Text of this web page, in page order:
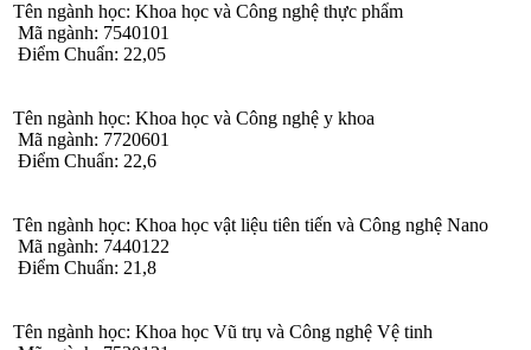
Tên ngành học: Khoa học và Công nghệ thực phẩm
Mã ngành: 7540101
Điểm Chuẩn: 22,05
Tên ngành học: Khoa học và Công nghệ y khoa
Mã ngành: 7720601
Điểm Chuẩn: 22,6
Tên ngành học: Khoa học vật liệu tiên tiến và Công nghệ Nano
Mã ngành: 7440122
Điểm Chuẩn: 21,8
Tên ngành học: Khoa học Vũ trụ và Công nghệ Vệ tinh